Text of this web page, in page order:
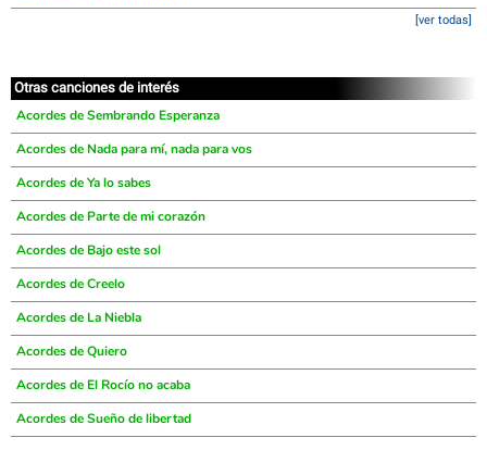
[ver todas]
Otras canciones de interés
Acordes de Sembrando Esperanza
Acordes de Nada para mí, nada para vos
Acordes de Ya lo sabes
Acordes de Parte de mi corazón
Acordes de Bajo este sol
Acordes de Creelo
Acordes de La Niebla
Acordes de Quiero
Acordes de El Rocío no acaba
Acordes de Sueño de libertad